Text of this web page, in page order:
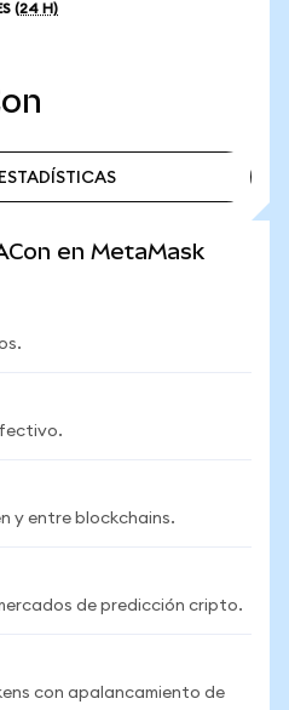
(24 H)
en MetaMask
y entre blockchains.
de predicción cripto.
con apalancamiento de